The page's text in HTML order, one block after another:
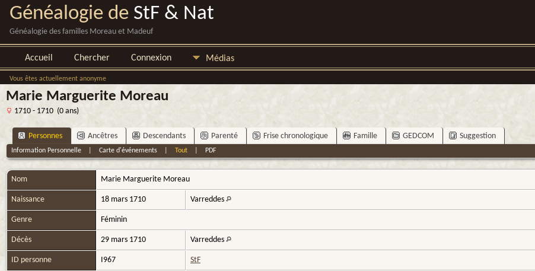
Généalogie de StF & Nat
Généalogie des familles Moreau et Madeuf
Accueil Chercher Connexion Médias
Vous êtes actuellement anonyme
Marie Marguerite Moreau
1710 - 1710 (0 ans)
Personnes Ancêtres Descendants Parenté Frise chronologique Famille GEDCOM Suggestion
Information Personnelle |Carte d'événements |Tout PDF
Nom Marie Marguerite Moreau
Naissance 18 mars 1710 Varreddes
Genre Féminin
Décès 29 mars 1710 Varreddes
ID personne I967 StF